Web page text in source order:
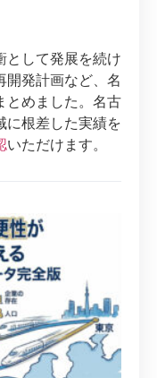
として発展を続け
開発計画など、名
とめました。名古
に根差した実績を
いただけます。